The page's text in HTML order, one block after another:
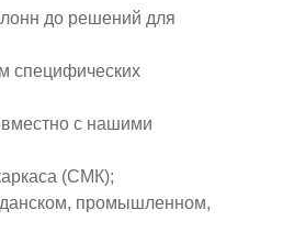
до решений для
специфических
с нашими
(СМК);
промышленном,